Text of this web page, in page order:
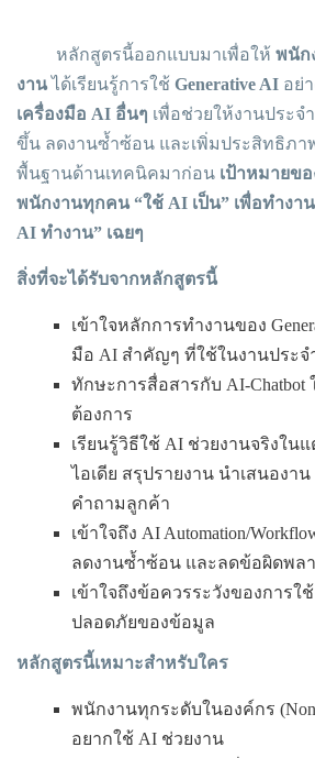
หลักสูตรนี้ออกแบบมาเพื่อให้ พนัก
งานได้เรียนรู้การใช้ Generative AI อย่
เครื่องมือ AI อื่นๆ เพื่อช่วยให้งานประจ
ขึ้น ลดงานซ้ำซ้อน และเพิ่มประสิทธิภา
พื้นฐานด้านเทคนิคมาก่อน เป้าหมายข
พนักงานทุกคน “ใช้ AI เป็น” เพื่อทำงา
AI ทำงาน” เฉยๆ
สิ่งที่จะได้รับจากหลักสูตรนี้
เข้าใจหลักการทำงานของ
มือ AI สำคัญๆ ที่ใช้ในงานประจ
ทักษะการสื่อสารกับ AI-Chatbot
ต้องการ
เรียนรู้วิธีใช้ AI ช่วยงานจริงใน
ไอเดีย สรุปรายงาน นำเสนองา
คำถามลูกค้า
เข้าใจถึง AI Automation/
ลดงานซ้ำซ้อน และลดข้อผิดพล
เข้าใจถึงข้อควรระวังของการใ
ปลอดภัยของข้อมูล
หลักสูตรนี้เหมาะสำหรับใคร
พนักงานทุกระดับในองค์กร
อยากใช้ AI ช่วยงาน